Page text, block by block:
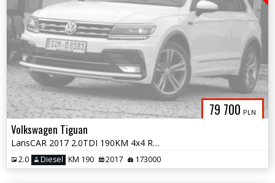
79 700 PLN
Volkswagen Tiguan
LansCAR 2017 2.0TDI 190KM 4x4 RLine RadarKameraNaviVirtualCocpitPdcLED
2.0 Diesel KM 190 2017 173000